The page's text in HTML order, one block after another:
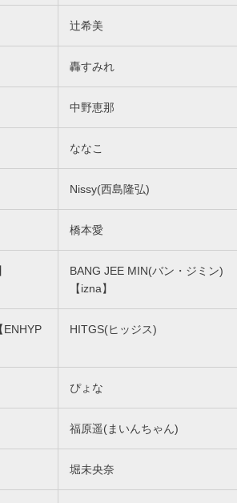
辻希美
轟すみれ
中野恵那
ななこ
Nissy(西島隆弘)
橋本愛
BANG JEE MIN(バン・ジミン)
【izna】
ENHYP
HITGS(ヒッジス)
ぴょな
福原遥(まいんちゃん)
堀未央奈